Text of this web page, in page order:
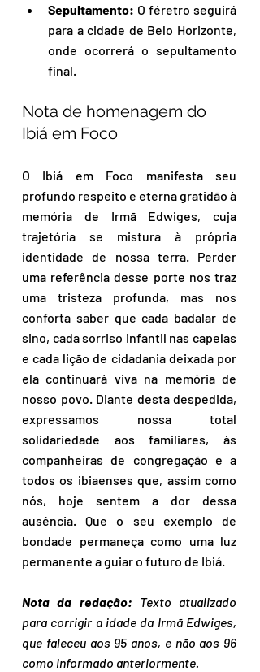
Sepultamento: O féretro seguirá
para a cidade de Belo Horizonte,
onde ocorrerá o sepultamento
final.
Nota de homenagem do
Ibiá em Foco
O Ibiá em Foco manifesta seu
profundo respeito e eterna gratidão à
memória de Irmã Edwiges, cuja
trajetória se mistura à própria
identidade de nossa terra. Perder
uma referência desse porte nos traz
uma tristeza profunda, mas nos
conforta saber que cada badalar de
sino, cada sorriso infantil nas capelas
e cada lição de cidadania deixada por
ela continuará viva na memória de
nosso povo. Diante desta despedida,
expressamos nossa total
solidariedade aos familiares, às
companheiras de congregação e a
todos os ibiaenses que, assim como
nós, hoje sentem a dor dessa
ausência. Que o seu exemplo de
bondade permaneça como uma luz
permanente a guiar o futuro de Ibiá.
Nota da redação: Texto atualizado
para corrigir a idade da Irmã Edwiges,
que faleceu aos 95 anos, e não aos 96
como informado anteriormente.